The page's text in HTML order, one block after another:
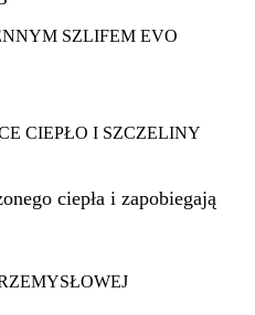
SZLIFEM EVO
CIEPŁO I SZCZELINY
ciepła i zapobiegają